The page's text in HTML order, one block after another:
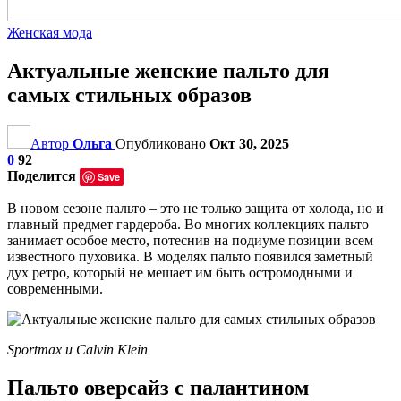
Женская мода
Актуальные женские пальто для
самых стильных образов
Автор Ольга Опубликовано Окт 30, 2025
0 92
Поделится
Save
В новом сезоне пальто – это не только защита от холода, но и
главный предмет гардероба. Во многих коллекциях пальто
занимает особое место, потеснив на подиуме позиции всем
известного пуховика. В моделях пальто появился заметный
дух ретро, который не мешает им быть остромодными и
современными.
Sportmax и Calvin Klein
Пальто оверсайз с палантином